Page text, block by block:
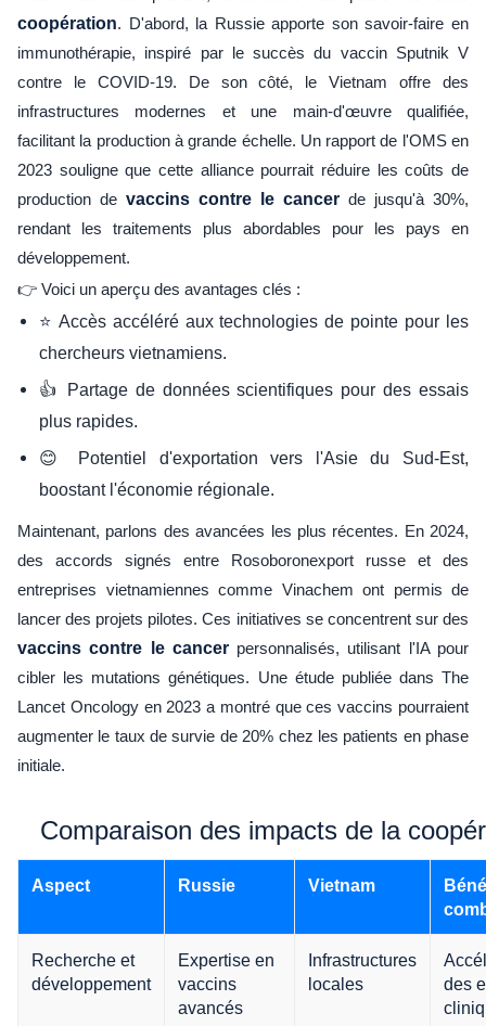
coopération. D'abord, la Russie apporte son savoir-faire en
immunothérapie, inspiré par le succès du vaccin Sputnik V
contre le COVID-19. De son côté, le Vietnam offre des
infrastructures modernes et une main-d'œuvre qualifiée,
facilitant la production à grande échelle. Un rapport de l'OMS en
2023 souligne que cette alliance pourrait réduire les coûts de
production de vaccins contre le cancer de jusqu'à 30%,
rendant les traitements plus abordables pour les pays en
développement.
👉 Voici un aperçu des avantages clés :
⭐ Accès accéléré aux technologies de pointe pour les
chercheurs vietnamiens.
👍 Partage de données scientifiques pour des essais
plus rapides.
😊 Potentiel d'exportation vers l'Asie du Sud-Est,
boostant l'économie régionale.
Maintenant, parlons des avancées les plus récentes. En 2024,
des accords signés entre Rosoboronexport russe et des
entreprises vietnamiennes comme Vinachem ont permis de
lancer des projets pilotes. Ces initiatives se concentrent sur des
vaccins contre le cancerpersonnalisés, utilisant l'IA pour
cibler les mutations génétiques. Une étude publiée dans The
Lancet Oncology en 2023 a montré que ces vaccins pourraient
augmenter le taux de survie de 20% chez les patients en phase
initiale.
Comparaison des impacts de la
Aspect Russie Vietnam
Recherche et
développement
Expertise en
vaccins
avancés
Infrastructures
locales
des